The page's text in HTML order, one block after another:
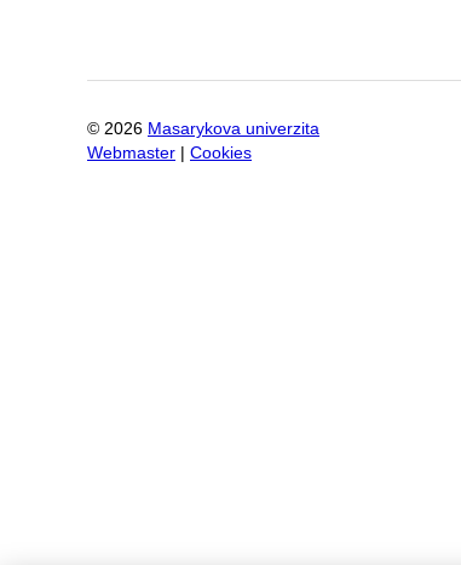
© 2026 Masarykova univerzita
Webmaster
Cookies